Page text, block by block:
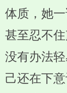
体质，她
甚至忍不
没有办法
己还在下